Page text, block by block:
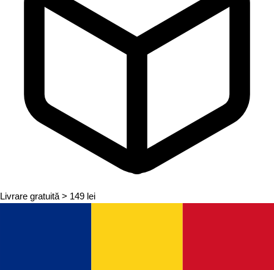
Livrare gratuită > 149 lei